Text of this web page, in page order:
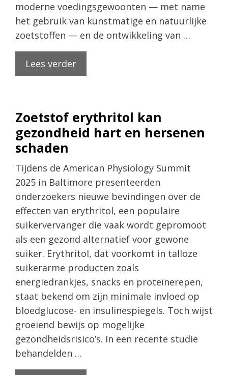
moderne voedingsgewoonten — met name
het gebruik van kunstmatige en natuurlijke
zoetstoffen — en de ontwikkeling van …
Lees verder
Zoetstof erythritol kan
gezondheid hart en hersenen
schaden
Tijdens de American Physiology Summit
2025 in Baltimore presenteerden
onderzoekers nieuwe bevindingen over de
effecten van erythritol, een populaire
suikervervanger die vaak wordt gepromoot
als een gezond alternatief voor gewone
suiker. Erythritol, dat voorkomt in talloze
suikerarme producten zoals
energiedrankjes, snacks en proteïnerepen,
staat bekend om zijn minimale invloed op
bloedglucose- en insulinespiegels. Toch wijst
groeiend bewijs op mogelijke
gezondheidsrisico’s. In een recente studie
behandelden …